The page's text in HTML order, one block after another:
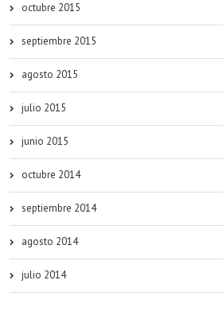
octubre 2015
septiembre 2015
agosto 2015
julio 2015
junio 2015
octubre 2014
septiembre 2014
agosto 2014
julio 2014